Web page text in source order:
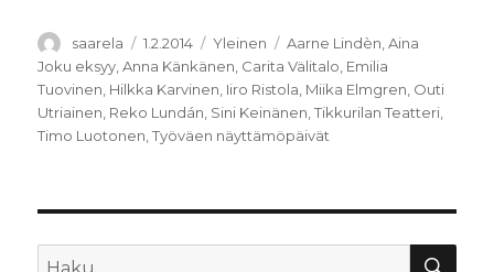
Kirjoittaja
saarela Julkaistu
1.2.2014 Kategoriat
Yleinen Avainsanat
Aarne Lindèn,Aina
Joku eksyy,Anna Känkänen, Carita Välitalo, Emilia
Tuovinen, Hilkka Karvinen, Iiro Ristola, Miika Elmgren, Outi
Utriainen, Reko Lundán, Sini Keinänen,Tikkurilan Teatteri,
Timo Luotonen,Työväen näyttämöpäivät
Etsi: